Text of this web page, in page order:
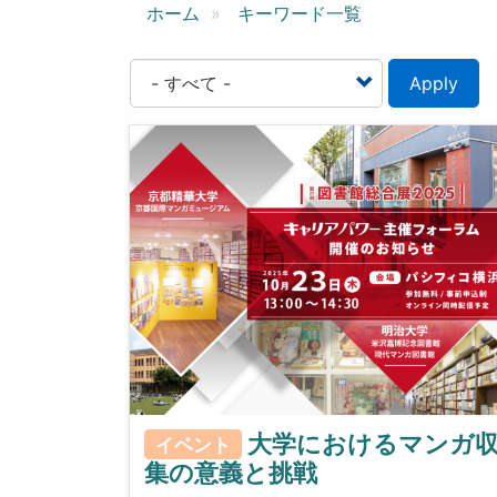
ン
ホーム キーワード一覧
Apply
イベント
大学におけるマンガ
集の意義と挑戦